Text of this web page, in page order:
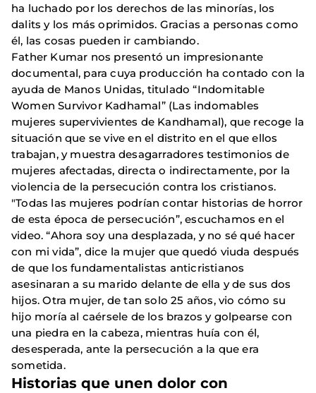
ha luchado por los derechos de las minorías, los
dalits y los más oprimidos. Gracias a personas como
él, las cosas pueden ir cambiando.
Father Kumar nos presentó un impresionante
documental, para cuya producción ha contado con la
ayuda de Manos Unidas, titulado “Indomitable
Women Survivor Kadhamal” (Las indomables
mujeres supervivientes de Kandhamal), que recoge la
situación que se vive en el distrito en el que ellos
trabajan, y muestra desagarradores testimonios de
mujeres afectadas, directa o indirectamente, por la
violencia de la persecución contra los cristianos.
"Todas las mujeres podrían contar historias de horror
de esta época de persecución”, escuchamos en el
video. “Ahora soy una desplazada, y no sé qué hacer
con mi vida”, dice la mujer que quedó viuda después
de que los fundamentalistas anticristianos
asesinaran a su marido delante de ella y de sus dos
hijos. Otra mujer, de tan solo 25 años, vio cómo su
hijo moría al caérsele de los brazos y golpearse con
una piedra en la cabeza, mientras huía con él,
desesperada, ante la persecución a la que era
sometida.
Historias que unen dolor con